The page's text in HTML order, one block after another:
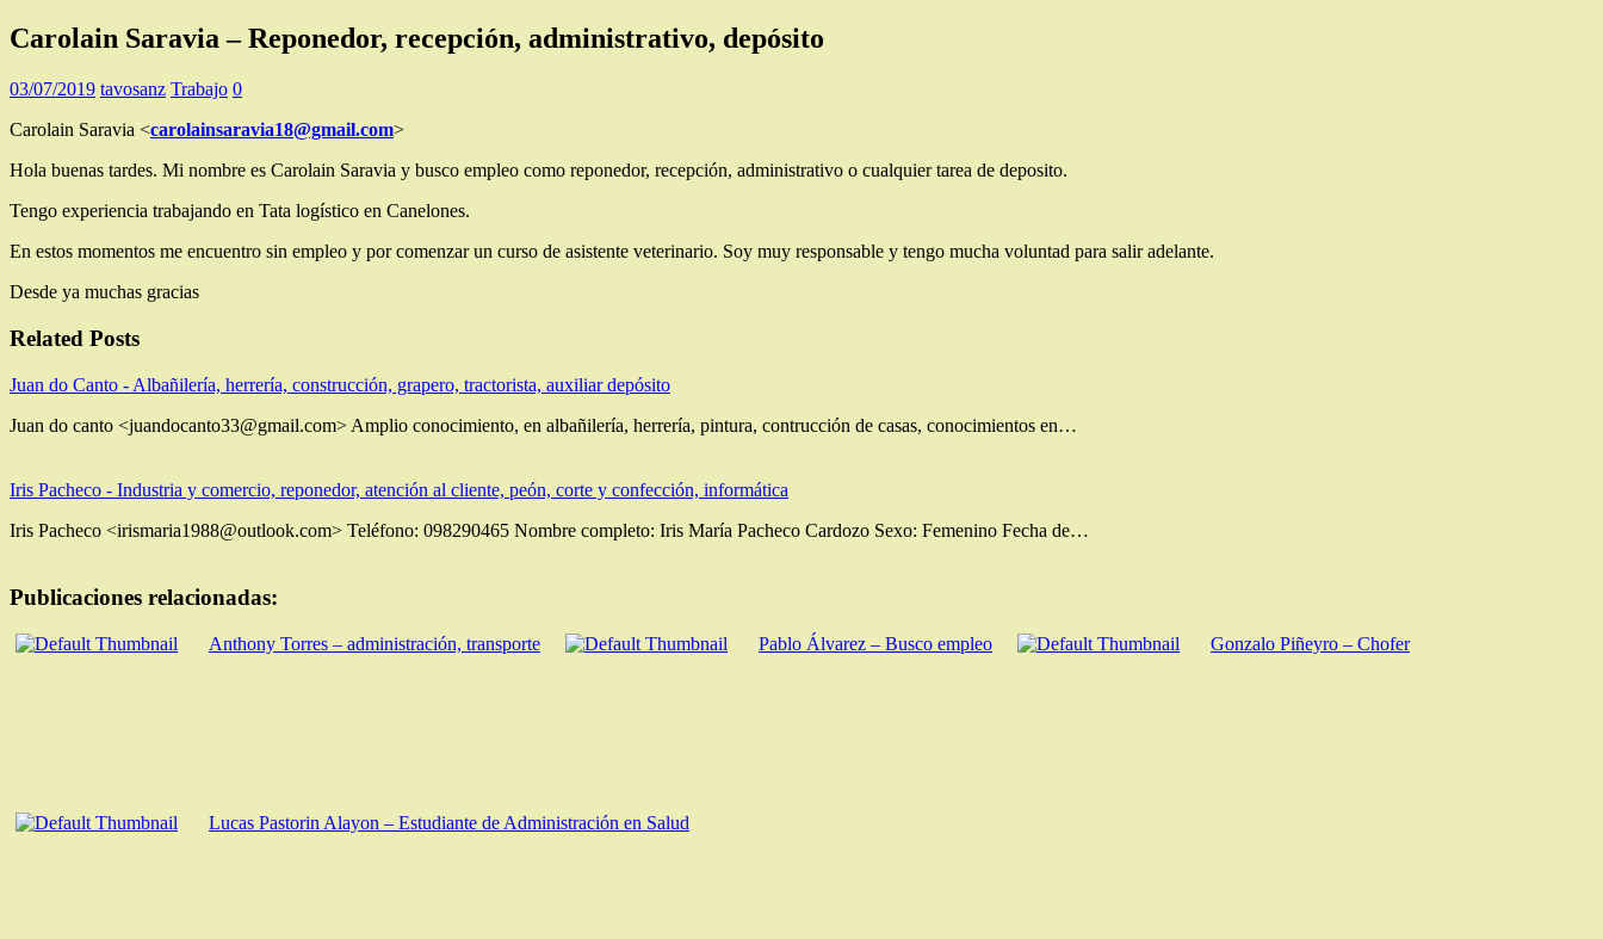
Carolain Saravia – Reponedor, recepción, administrativo, depósito
03/07/2019 tavosanz Trabajo 0
Carolain Saravia <carolainsaravia18@gmail.com>
Hola buenas tardes. Mi nombre es Carolain Saravia y busco empleo como reponedor, recepción, administrativo o cualquier tarea de deposito.
Tengo experiencia trabajando en Tata logístico en Canelones.
En estos momentos me encuentro sin empleo y por comenzar un curso de asistente veterinario. Soy muy responsable y tengo mucha voluntad para salir adelante.
Desde ya muchas gracias
Related Posts
Juan do Canto - Albañilería, herrería, construcción, grapero, tractorista, auxiliar depósito
Juan do canto <juandocanto33@gmail.com> Amplio conocimiento, en albañilería, herrería, pintura, contrucción de casas, conocimientos en…
Iris Pacheco - Industria y comercio, reponedor, atención al cliente, peón, corte y confección, informática
Iris Pacheco <irismaria1988@outlook.com> Teléfono: 098290465 Nombre completo: Iris María Pacheco Cardozo Sexo: Femenino Fecha de…
Publicaciones relacionadas:
Anthony Torres – administración, transporte Pablo Álvarez – Busco empleo Gonzalo Piñeyro – Chofer
Lucas Pastorin Alayon – Estudiante de Administración en Salud